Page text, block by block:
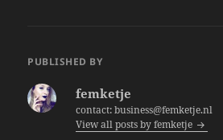
e er
PUBLISHED BY
femketje
contact: business@femketje.nl
View all posts by femketje